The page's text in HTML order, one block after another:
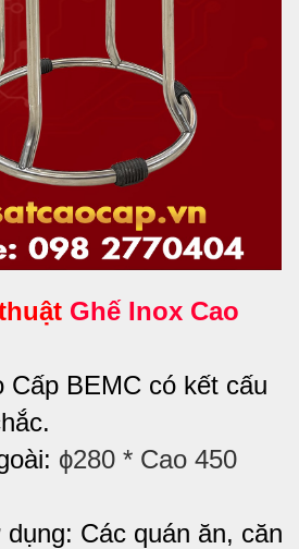
Ghế Inox Cao
Cấp BEMC có kết cấu
ϕ280 * Cao 450
Các quán ăn, căn